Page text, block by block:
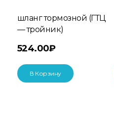
шланг тормозной (ГТЦ
— тройник)
524.00₽
В Корзину